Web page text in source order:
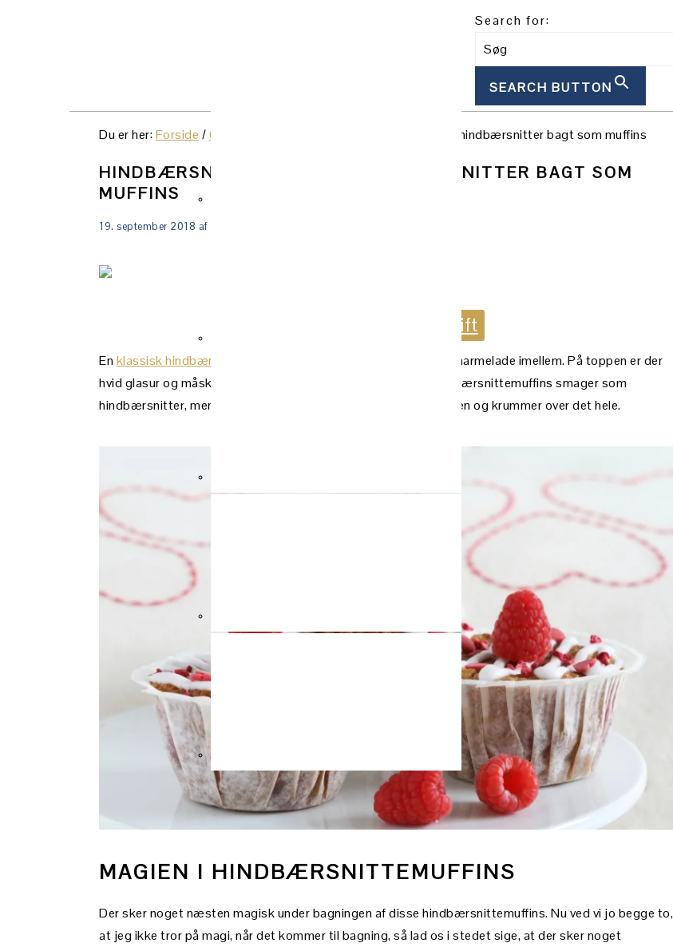
MENU:
SOCIAL
Search for:
SEARCH BUTTON
Du er her:Forside /Opskrifter Hindbærsnittemuffins – hindbærsnitter bagt som muffins
HINDBÆRSNITTEMUFFINS – HINDBÆRSNITTER BAGT SOM
MUFFINS
19. september 2018 af
Gå direkte til opskrift
En klassisk hindbærsnitte
er to lag vanillemørdej med hindbærmarmelade imellem. På toppen er der
hvid glasur og måske krymmel eller frysetørrede hindbær. Hindbærsnittemuffins smager som
hindbærsnitter, men du slipper for, at mørdejen springer i munden og krummer over det hele.
MAGIEN I HINDBÆRSNITTEMUFFINS
Der sker noget næsten magisk under bagningen af disse hindbærsnittemuffins. Nu ved vi jo begge to,
at jeg ikke tror på magi, når det kommer til bagning, så lad os i stedet sige, at der sker noget